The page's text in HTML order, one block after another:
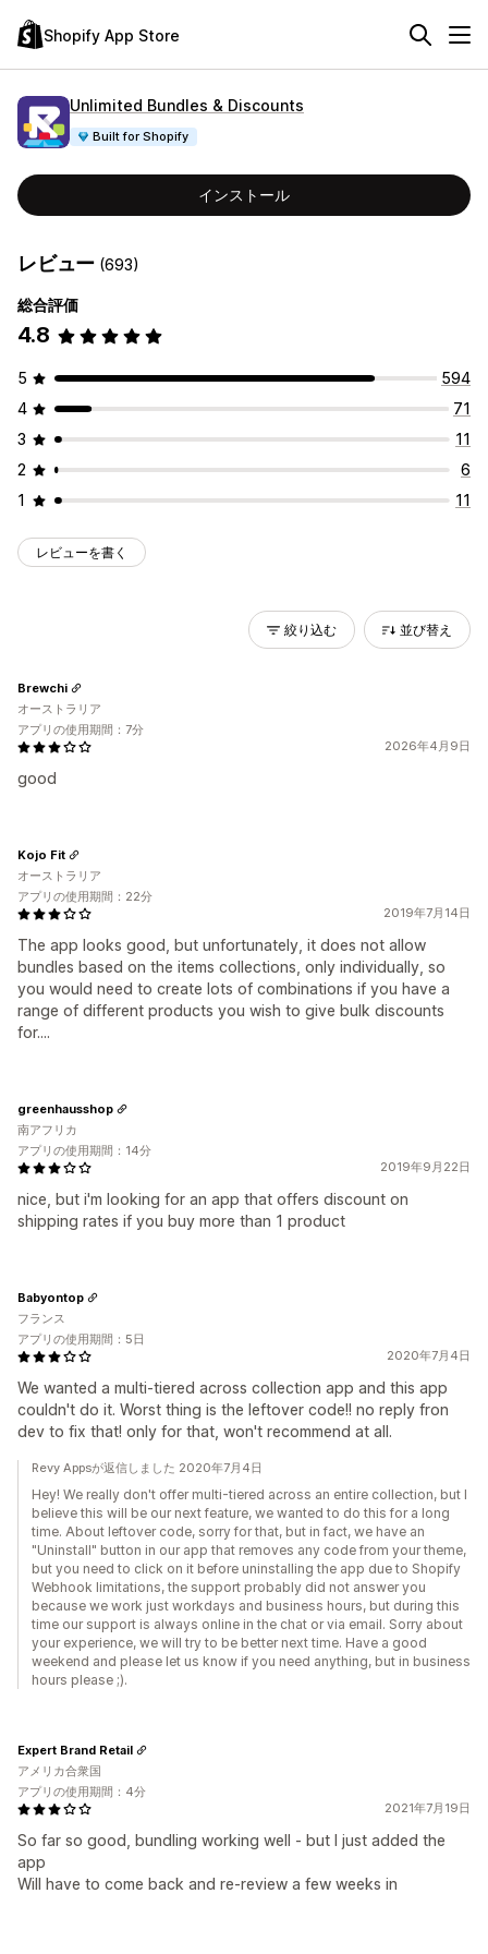
Shopify App Store
Unlimited Bundles & Discounts
Built for Shopify
インストール
レビュー (693)
総合評価
4.8
5
594
4
71
3
11
2
6
1
11
レビューを書く
絞り込む 並び替え
2026年4月9日
good
Brewchi
オーストラリア
アプリの使用期間：7分
2019年7月14日
The app looks good, but unfortunately, it does not allow
bundles based on the items collections, only individually, so
you would need to create lots of combinations if you have a
range of different products you wish to give bulk discounts
for....
Kojo Fit
オーストラリア
アプリの使用期間：22分
2019年9月22日
nice, but i'm looking for an app that offers discount on
shipping rates if you buy more than 1 product
greenhausshop
南アフリカ
アプリの使用期間：14分
2020年7月4日
We wanted a multi-tiered across collection app and this app
couldn't do it. Worst thing is the leftover code!! no reply fron
dev to fix that! only for that, won't recommend at all.
Babyontop
フランス
アプリの使用期間：5日
Revy Appsが返信しました 2020年7月4日
Hey! We really don't offer multi-tiered across an entire collection, but I
believe this will be our next feature, we wanted to do this for a long
time. About leftover code, sorry for that, but in fact, we have an
"Uninstall" button in our app that removes any code from your theme,
but you need to click on it before uninstalling the app due to Shopify
Webhook limitations, the support probably did not answer you
because we work just workdays and business hours, but during this
time our support is always online in the chat or via email. Sorry about
your experience, we will try to be better next time. Have a good
weekend and please let us know if you need anything, but in business
hours please ;).
2021年7月19日
So far so good, bundling working well - but I just added the
app
Will have to come back and re-review a few weeks in
Expert Brand Retail
アメリカ合衆国
アプリの使用期間：4分